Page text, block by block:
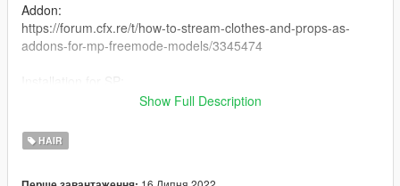
Addon:
https://forum.cfx.re/t/how-to-stream-clothes-and-props-as-
addons-for-mp-freemode-models/3345474
I have never installed mods for SP so my recommendation is
https://www.gta5-mods.com/misc/mpclothes-addon-clothing-
slots
Show Full Description
HAIR